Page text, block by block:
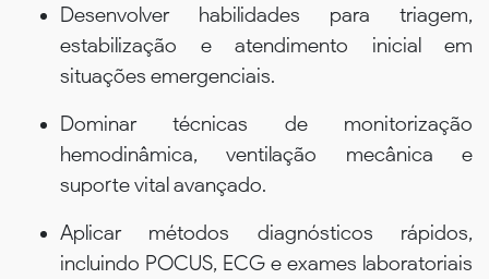
Desenvolver habilidades para triagem,
estabilização e atendimento inicial em
situações emergenciais.
Dominar técnicas de monitorização
hemodinâmica, ventilação mecânica e
suporte vital avançado.
Aplicar métodos diagnósticos rápidos,
incluindo POCUS, ECG e exames laboratoriais